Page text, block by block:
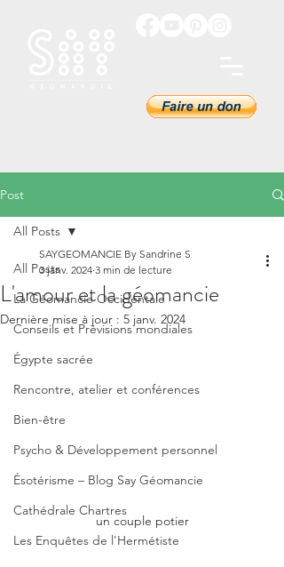
Post
All Posts
La Géomancie Occidentale
Conseils et Prévisions mondiales
Égypte sacrée
Rencontre, atelier et conférences
Bien-être
Psycho & Développement personnel
Ésotérisme – Blog Say Géomancie
Cathédrale Chartres
Les Enquêtes de l'Hermétiste
All Posts
L'amour et la géomancie
SAYGEOMANCIE By Sandrine S
3 janv. 2024 3 min de lecture
Dernière mise à jour : 5 janv. 2024
un couple potier